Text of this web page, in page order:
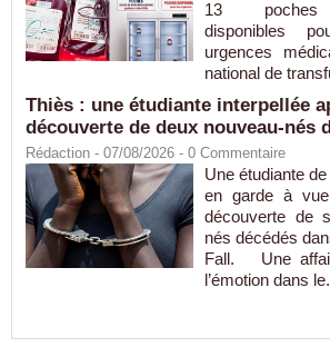
13 poches
disponibles
urgences
national de
Thiès : une étudiante interpellée
découverte de deux nouveau-nés
Rédaction - 07/08/2026 - 0 Commentaire
Une étudiante
en garde à
découverte de
nés décédés
Fall. Une
l’émotion dans